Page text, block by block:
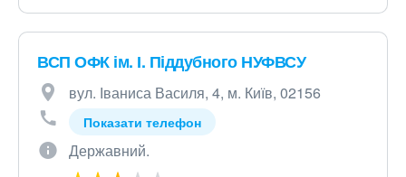
ВСП ОФК ім. І. Піддубного НУФВСУ
вул. Іваниса Василя, 4, м. Київ, 02156
Показати телефон
Державний.